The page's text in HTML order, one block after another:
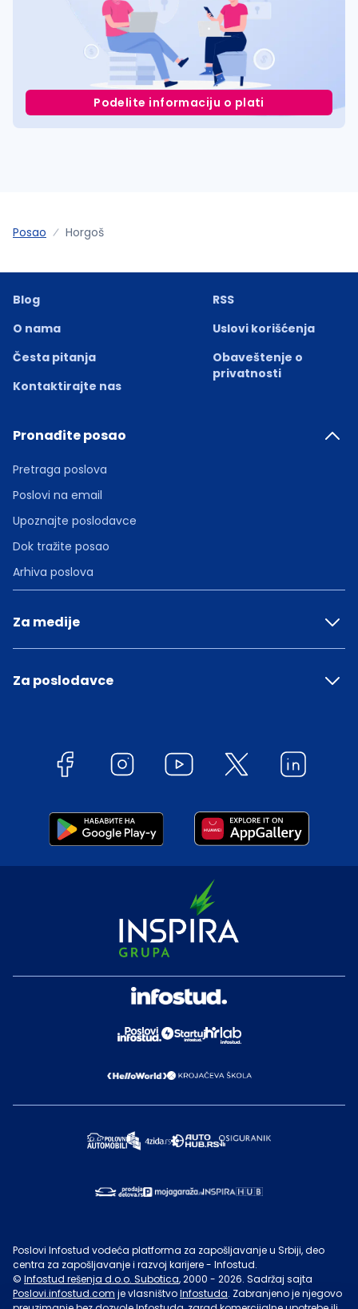
Podelite informaciju o plati
Posao Horgoš
Blog
O nama
Česta pitanja
Kontaktirajte nas
RSS
Uslovi korišćenja
Obaveštenje o
privatnosti
Pronađite posao
Pretraga poslova
Poslovi na email
Upoznajte poslodavce
Dok tražite posao
Arhiva poslova
Za medije
Za poslodavce
Poslovi Infostud vodeća platforma za zapošljavanje u Srbiji, deo
centra za zapošljavanje i razvoj karijere - Infostud.
© Infostud rešenja d.o.o. Subotica, 2000 - 2026. Sadržaj sajta
Poslovi.infostud.com je vlasništvoInfostuda. Zabranjeno je njegovo